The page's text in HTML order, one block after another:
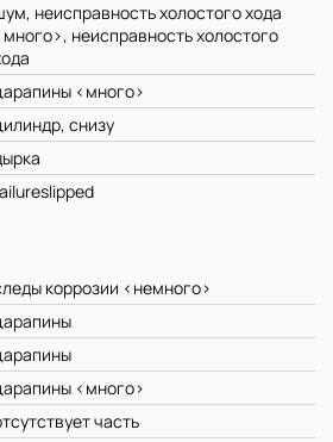
неисправность холостого хода
неисправность холостого
<много>
снизу
коррозии <немного>
<много>
часть